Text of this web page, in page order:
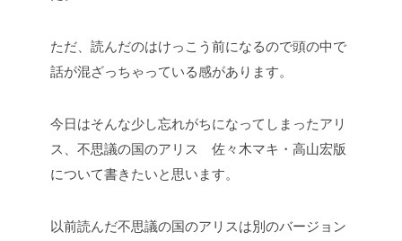
ただ、読んだのはけっこう前になるので頭の中で
話が混ざっちゃっている感があります。
今日はそんな少し忘れがちになってしまったアリ
ス、不思議の国のアリス 佐々木マキ・高山宏版
について書きたいと思います。
以前読んだ不思議の国のアリスは別のバージョン